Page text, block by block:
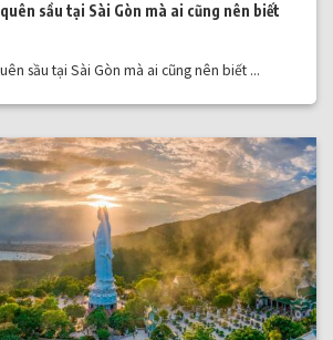
sầu tại Sài Gòn mà ai cũng nên biết
sầu tại Sài Gòn mà ai cũng nên biết ...